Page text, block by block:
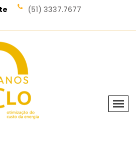
(51) 3337.7677